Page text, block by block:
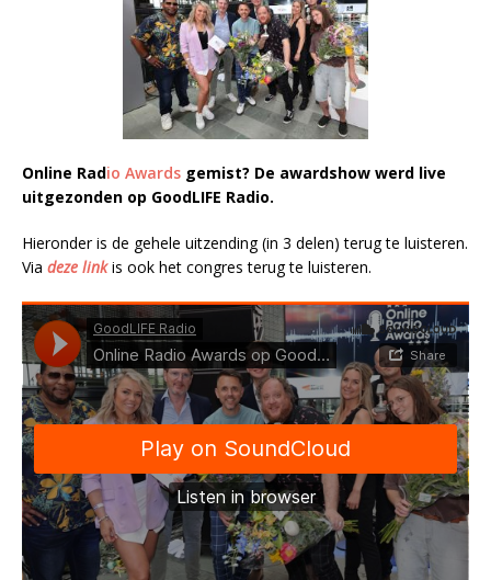
Online Radio Awards gemist? De awardshow werd live
uitgezonden op GoodLIFE Radio.
Hieronder is de gehele uitzending (in 3 delen) terug te luisteren.
Via deze linkis ook het congres terug te luisteren.